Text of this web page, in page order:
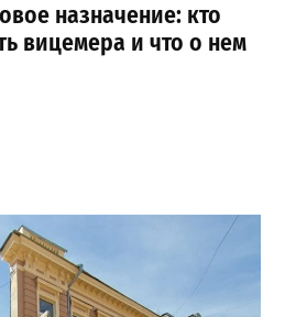
назначение: кто
вицемера и что о нем